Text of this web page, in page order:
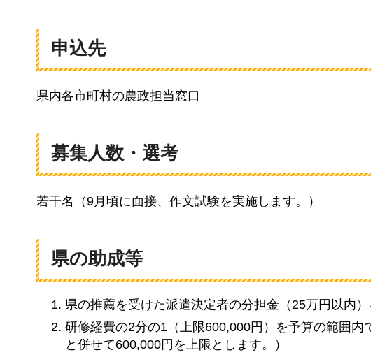
申込先
県内各市町村の農政担当窓口
募集人数・選考
若干名（9月頃に面接、作文試験を実施します。）
県の助成等
県の推薦を受けた派遣決定者の分担金（25万円以内
研修経費の2分の1（上限600,000円）を予算の範囲
と併せて600,000円を上限とします。）